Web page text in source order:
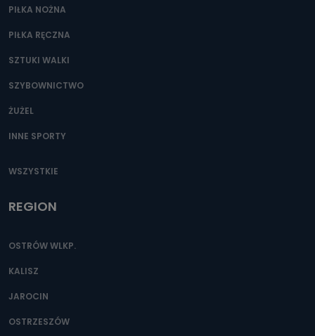
PIŁKA NOŻNA
PIŁKA RĘCZNA
SZTUKI WALKI
SZYBOWNICTWO
ŻUŻEL
INNE SPORTY
WSZYSTKIE
REGION
OSTRÓW WLKP.
KALISZ
JAROCIN
OSTRZESZÓW